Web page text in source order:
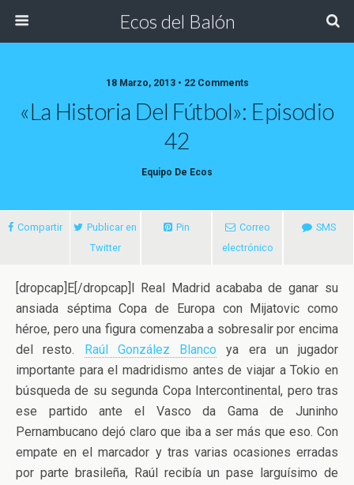
Ecos del Balón
18 Marzo, 2013 • 22 Comments
«La Historia Del Fútbol»: Episodio
42
Equipo De Ecos
Compartir
Publicar en
Twitter
Pin
Correo
electrónico
SMS
[dropcap]E[/dropcap]l Real Madrid acababa de ganar su
ansiada séptima Copa de Europa con Mijatovic como
héroe, pero una figura comenzaba a sobresalir por encima
del resto. Raúl González Blanco ya era un jugador
importante para el madridismo antes de viajar a Tokio en
búsqueda de su segunda Copa Intercontinental, pero tras
ese partido ante el Vasco da Gama de Juninho
Pernambucano dejó claro que iba a ser más que eso. Con
empate en el marcador y tras varias ocasiones erradas
por parte brasileña, Raúl recibía un pase larguísimo de